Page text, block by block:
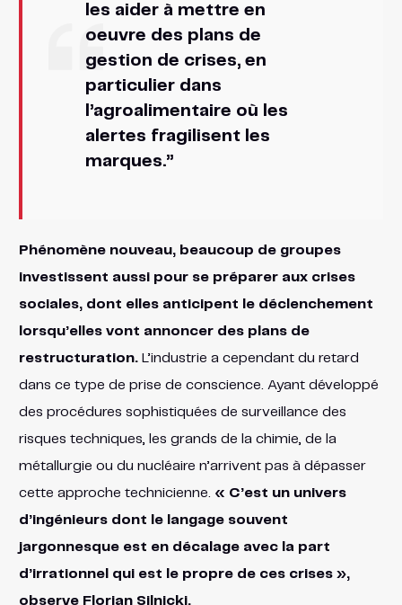
les aider à mettre en
oeuvre des plans de
gestion de crises, en
particulier dans
l’agroalimentaire où les
alertes fragilisent les
marques.”
Phénomène nouveau, beaucoup de groupes
investissent aussi pour se préparer aux crises
sociales, dont elles anticipent le déclenchement
lorsqu’elles vont annoncer des plans de
restructuration.L’industrie a cependant du retard
dans ce type de prise de conscience. Ayant développé
des procédures sophistiquées de surveillance des
risques techniques, les grands de la chimie, de la
métallurgie ou du nucléaire n’arrivent pas à dépasser
cette approche technicienne. « C’est un univers
d’ingénieurs dont le langage souvent
jargonnesque est en décalage avec la part
d’irrationnel qui est le propre de ces crises »,
observe Florian Silnicki.